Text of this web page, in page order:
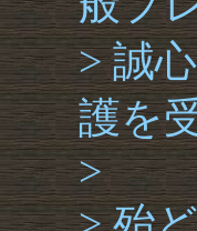
> 誠
護を
>